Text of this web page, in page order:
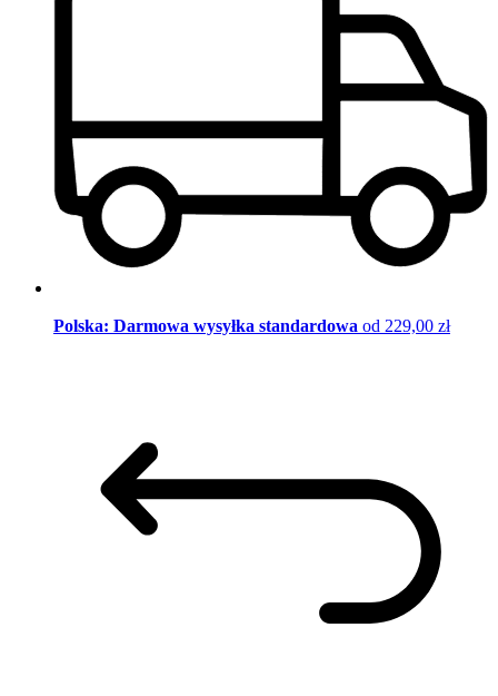
Polska: Darmowa wysyłka standardowa od 229,00 zł